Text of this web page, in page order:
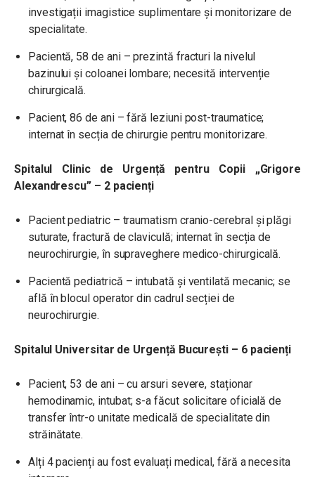
investigații imagistice suplimentare și monitorizare de
specialitate.
Pacientă, 58 de ani – prezintă fracturi la nivelul
bazinului și coloanei lombare; necesită intervenție
chirurgicală.
Pacient, 86 de ani – fără leziuni post-traumatice;
internat în secția de chirurgie pentru monitorizare.
Spitalul Clinic de Urgență pentru Copii „Grigore
Alexandrescu” – 2 pacienți
Pacient pediatric – traumatism cranio-cerebral și plăgi
suturate, fractură de claviculă; internat în secția de
neurochirurgie, în supraveghere medico-chirurgicală.
Pacientă pediatrică – intubată și ventilată mecanic; se
află în blocul operator din cadrul secției de
neurochirurgie.
Spitalul Universitar de Urgență București – 6 pacienți
Pacient, 53 de ani – cu arsuri severe, staționar
hemodinamic, intubat; s-a făcut solicitare oficială de
transfer într-o unitate medicală de specialitate din
străinătate.
Alți 4 pacienți au fost evaluați medical, fără a necesita